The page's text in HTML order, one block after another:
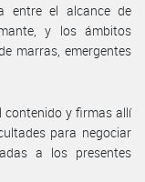
entre el alcance de
y los ámbitos
marras, emergentes
contenido y firmas allí
para negociar
a los presentes